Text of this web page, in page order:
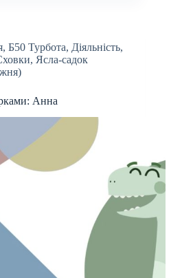
, Б50 Турбота, Діяльність,
, Ясла-садок
Анна